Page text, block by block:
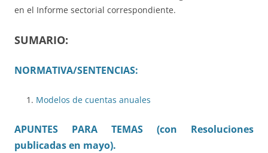
en el Informe sectorial correspondiente.
SUMARIO:
NORMATIVA/SENTENCIAS:
Modelos de cuentas anuales
APUNTES PARA TEMAS (con Resoluciones
publicadas en mayo).